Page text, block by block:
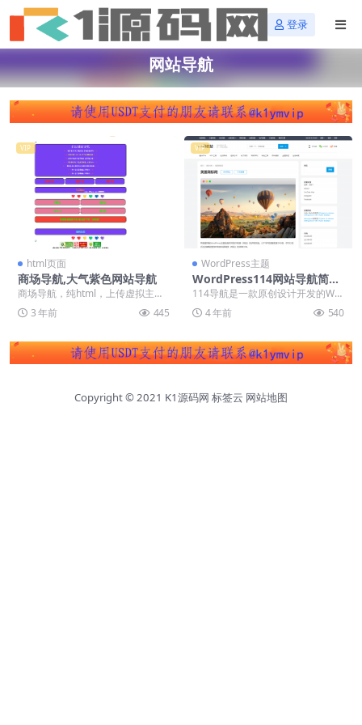
登录
网站导航
VIP
html页面
商场导航,大气紫色网站导航
商场导航，纯html，上传虚拟主机
或服务器即可使用，自己替换里面
的图片文字即可！
3 年前 445
VIP
WordPress主题
WordPress114网站导航简约
大气网站导航源码网址导航模
板源码下载「亲测源码」
114导航是一款原创设计开发的Wor
dPress网址导航主题，适用于创建
漂亮、强...
4 年前 540
Copyright © 2021 K1源码网 标签云 网站地图